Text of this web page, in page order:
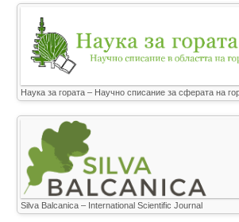
Наука за гората – Научно списание за сферата на
Silva Balcanica – International Scientific Journal